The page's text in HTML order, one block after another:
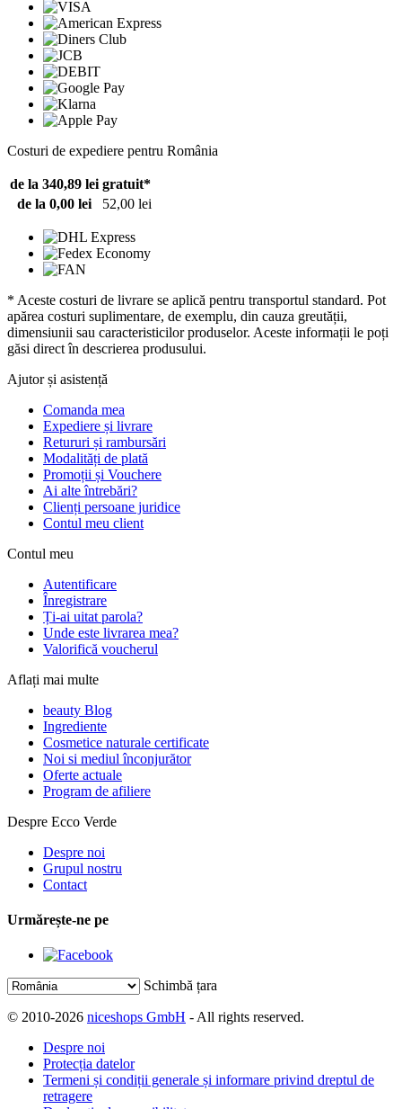
Costuri de expediere pentru România
de la 340,89 lei gratuit*
de la 0,00 lei
52,00 lei
* Aceste costuri de livrare se aplică pentru transportul standard. Pot
apărea costuri suplimentare, de exemplu, din cauza greutății,
dimensiunii sau caracteristicilor produselor. Aceste informații le poți
găsi direct în descrierea produsului.
Ajutor și asistență
Comanda mea
Expediere și livrare
Retururi și rambursări
Modalități de plată
Promoții și Vouchere
Ai alte întrebări?
Clienți persoane juridice
Contul meu client
Contul meu
Autentificare
Înregistrare
Ți-ai uitat parola?
Unde este livrarea mea?
Valorifică voucherul
Aflați mai multe
beauty Blog
Ingrediente
Cosmetice naturale certificate
Noi si mediul înconjurător
Oferte actuale
Program de afiliere
Despre Ecco Verde
Despre noi
Grupul nostru
Contact
Urmărește-ne pe
Schimbă țara
© 2010-2026 niceshops GmbH - All rights reserved.
Despre noi
Protecția datelor
Termeni și condiții generale și informare privind dreptul de
retragere